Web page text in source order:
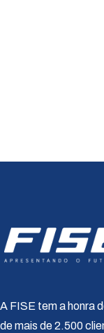
A FISE tem a honra
de mais de 2.500